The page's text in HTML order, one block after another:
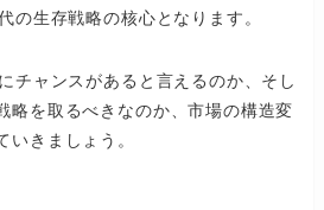
の生存戦略の核心となります。
チャンスがあると言えるのか、そし
略を取るべきなのか、市場の構造変
いきましょう。